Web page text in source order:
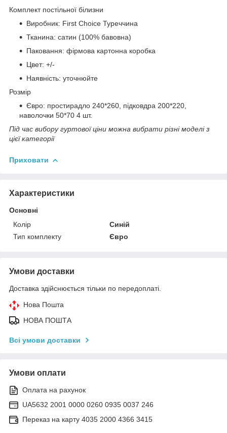
Комплект постільної білизни
Виробник: First Choice Туреччина
Тканина: сатин (100% бавовна)
Паковання: фірмова картонна коробка
Цвет: +/-
Наявність: уточнюйте
Розмір
Євро: простирадло 240*260, підковдра 200*220,
наволочки 50*70 4 шт.
Під час вибору гуртової ціни можна вибрати різні моделі з
цієї категорії
Приховати
Характеристики
Основні
Колір
Синій
Тип комплекту
Євро
Умови доставки
Доставка здійснюється тільки по передоплаті.
Нова Пошта
НОВА ПОШТА
Всі умови доставки
Умови оплати
Оплата на рахунок
UA5632 2001 0000 0260 0935 0037 246
Переказ на карту 4035 2000 4366 3415